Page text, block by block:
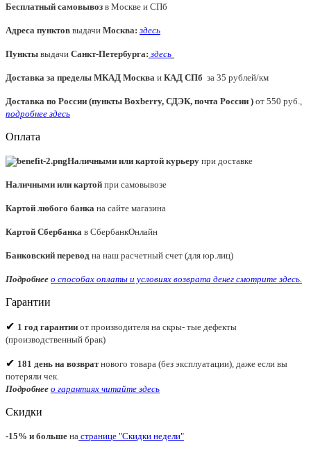
Бесплатный самовывоз в Москве и СПб
Адреса пунктов выдачи Москва: здесь
Пункты выдачи Санкт-Петербурга: здесь
Доставка за пределы МКАД Москва и КАД СПб за 35 рублей/км
Доставка по России (пункты Boxberry, СДЭК, почта России ) от 550 руб.,
подробнее здесь
Оплата
Наличными или картой курьеру при доставке
Наличными или картой при самовывозе
Картой любого банка на сайте магазина
Картой Сбербанка в СбербанкОнлайн
Банковский перевод на наш расчетный счет (для юр.лиц)
Подробнее о способах оплаты и условиях возврата денег смотрите здесь.
Гарантии
✔ 1 год гарантии от производителя на скры- тые дефекты
(производственный брак)
✔ 181 день на возвратнового товара (без эксплуатации), даже если вы
потеряли чек.
Подробнее о гарантиях читайте здесь
Скидки
-15% и больше на странице "Скидки недели"